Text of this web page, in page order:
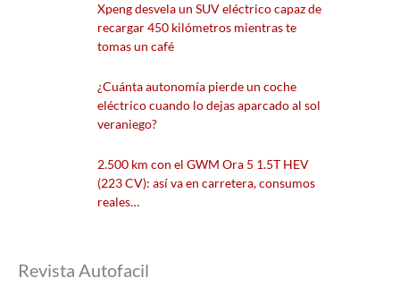
Xpeng desvela un SUV eléctrico capaz de
recargar 450 kilómetros mientras te
tomas un café
¿Cuánta autonomía pierde un coche
eléctrico cuando lo dejas aparcado al sol
veraniego?
2.500 km con el GWM Ora 5 1.5T HEV
(223 CV): así va en carretera, consumos
reales…
Revista Autofacil